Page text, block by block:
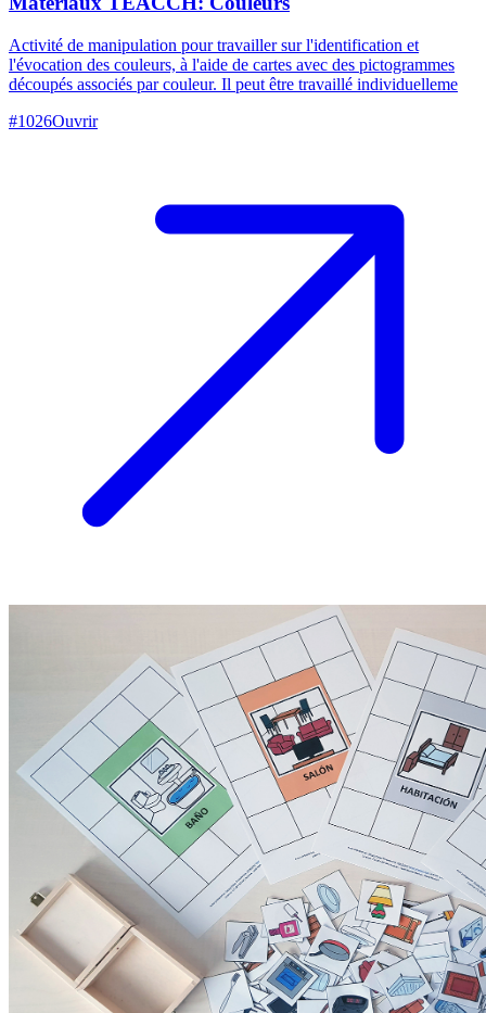
Activité de manipulation pour travailler sur l'identification et
l'évocation des couleurs, à l'aide de cartes avec des pictogrammes
découpés associés par couleur. Il peut être travaillé individuelleme
#1026Ouvrir